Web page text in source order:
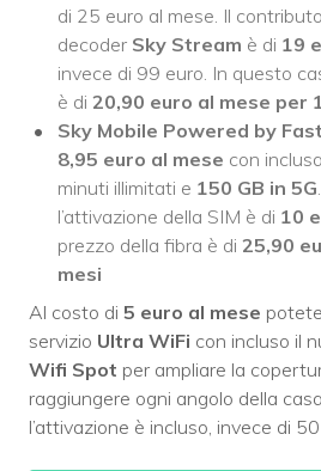
di 25 euro al mese. Il
decoder Sky Stream è di 19
invece di 99 euro. In questo
è di 20,90 euro al mese per
Sky Mobile Powered by
8,95 euro al mese con
minuti illimitati e 150 GB in 5G
l’attivazione della SIM è di 10
prezzo della fibra è di 25,90
mesi
Al costo di 5 euro al mese
servizio Ultra WiFi con incluso il
Wifi Spot per ampliare la
raggiungere ogni angolo della
l’attivazione è incluso, invece di 50